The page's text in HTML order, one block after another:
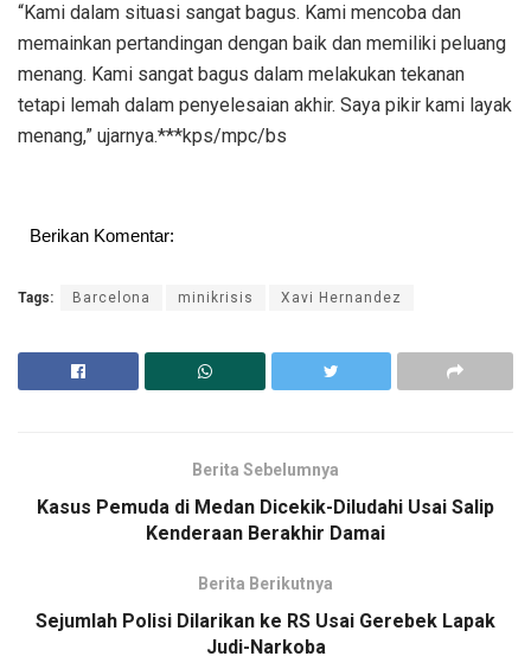
“Kami dalam situasi sangat bagus. Kami mencoba dan
memainkan pertandingan dengan baik dan memiliki peluang
menang. Kami sangat bagus dalam melakukan tekanan
tetapi lemah dalam penyelesaian akhir. Saya pikir kami layak
menang,” ujarnya.***kps/mpc/bs
Berikan Komentar:
Tags: Barcelona minikrisis Xavi Hernandez
Berita Sebelumnya
Kasus Pemuda di Medan Dicekik-Diludahi Usai Salip
Kenderaan Berakhir Damai
Berita Berikutnya
Sejumlah Polisi Dilarikan ke RS Usai Gerebek Lapak
Judi-Narkoba